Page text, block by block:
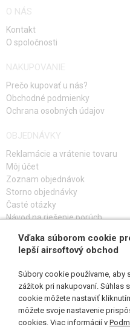
O NÁS
Kontakt
O spoločnosti
NAKUPOVANIE
Prečo kupovať u nás?
Obchodné podmienky
Ochrana osobných údajov
OBJEDNÁVKY
Reklamácie a vrátenie tovaru
Môj účet
Zoznam objednávok
Storno objednávky
Časté otázky
Návod na riešenie porúch
PRIHLÁS SA K ODBERU
SLEDUJ NÁS
Vďaka súborom cookie
lepší airsoftový obchod
Súbory cookie používame, aby
zážitok pri nakupovaní. Súhlas
cookie môžete nastaviť
môžete svoje nastavenie
cookies. Viac informácií v